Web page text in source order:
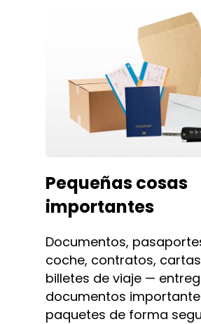
Pequeñas cosas
importantes
Documentos,
coche, contratos,
billetes de viaje —
documentos
paquetes de forma